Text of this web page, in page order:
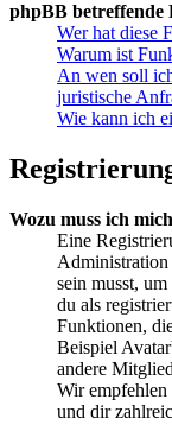
phpBB betreffende
Wer hat diese
Warum ist
An wen soll
juristische
Wie kann ich
Wozu muss ich
Eine
Administration
sein musst,
du als
Funktionen,
Beispiel
andere
Wir empfehlen
und dir